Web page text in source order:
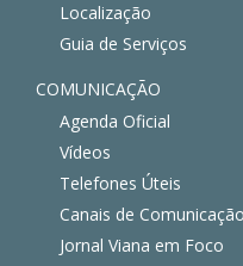
Localização
Guia de Serviços
COMUNICAÇÃO
Agenda Oficial
Vídeos
Telefones Úteis
Canais de Comunicação
Jornal Viana em Foco